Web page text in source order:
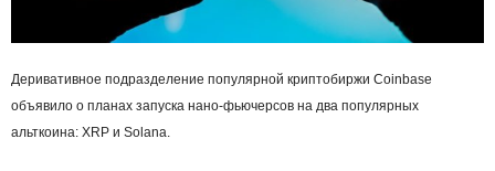
Деривативное подразделение популярной криптобиржи Coinbase
объявило о планах запуска нано-фьючерсов на два популярных
альткоина: XRP и Solana.